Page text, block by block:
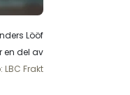
Lööf
en del av
LBC Frakt